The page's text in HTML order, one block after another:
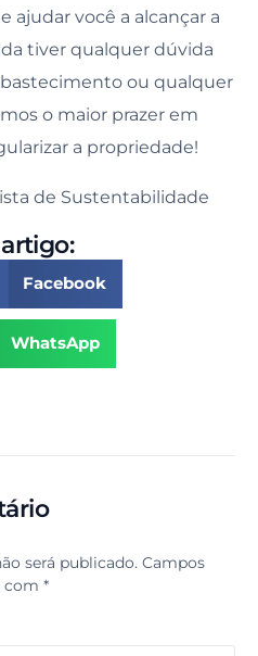
ajudar você a alcançar a
tiver qualquer dúvida
ou qualquer
o maior prazer em
a propriedade!
de Sustentabilidade
Facebook
WhatsApp
será publicado. Campos
com*